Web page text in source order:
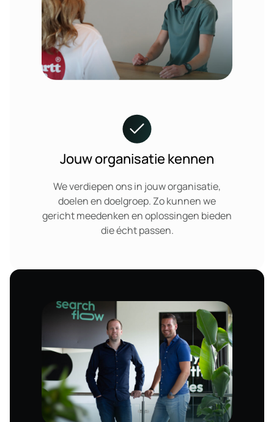
Jouw organisatie kennen
We verdiepen ons in jouw organisatie,
doelen en doelgroep. Zo kunnen we
gericht meedenken en oplossingen bieden
die écht passen.